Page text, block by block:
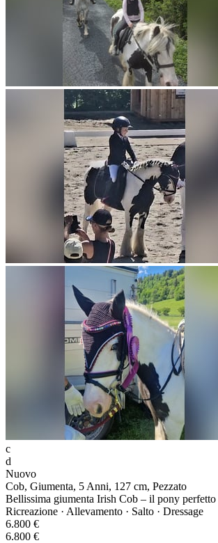
c
d
Nuovo
Cob, Giumenta, 5 Anni, 127 cm, Pezzato
Bellissima giumenta Irish Cob – il pony
Ricreazione · Allevamento · Salto · Dressage
6.800 €
6.800 €